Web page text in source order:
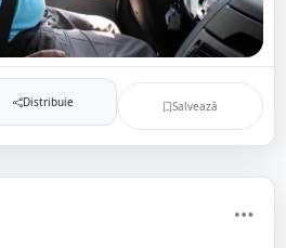
Distribuie Salvează